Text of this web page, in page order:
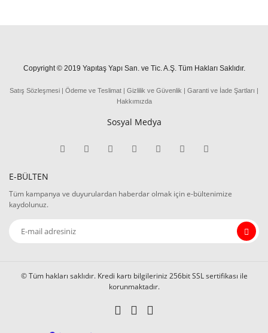
Copyright © 2019 Yapıtaş Yapı San. ve Tic. A.Ş. Tüm Hakları Saklıdır.
Satış Sözleşmesi | Ödeme ve Teslimat | Gizlilik ve Güvenlik | Garanti ve İade Şartları |
Hakkımızda
Sosyal Medya
E-BÜLTEN
Tüm kampanya ve duyurulardan haberdar olmak için e-bültenimize
kaydolunuz.
© Tüm hakları saklıdır. Kredi kartı bilgileriniz 256bit SSL sertifikası ile
korunmaktadır.